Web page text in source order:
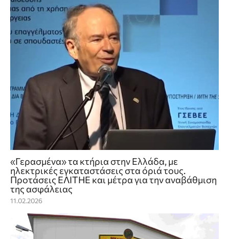
«Γερασμένα» τα κτήρια στην Ελλάδα, με
ηλεκτρικές εγκαταστάσεις στα όριά τους.
Προτάσεις ΕΛΙΤΗΕ και μέτρα για την αναβάθμιση
της ασφάλειας
11.02.2026